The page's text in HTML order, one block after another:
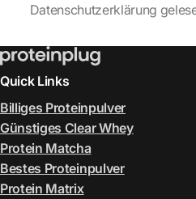
Datenschutzerklärung
Quick Links
Billiges Proteinpulver
Günstiges Clear Whey
Protein Matcha
Bestes Proteinpulver
Protein Matrix